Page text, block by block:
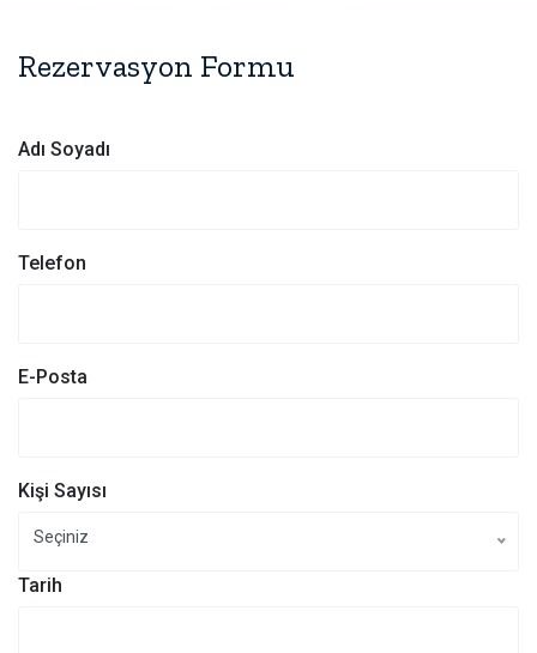
Rezervasyon Formu
Adı Soyadı
Telefon
E-Posta
Kişi Sayısı
Seçiniz
Tarih